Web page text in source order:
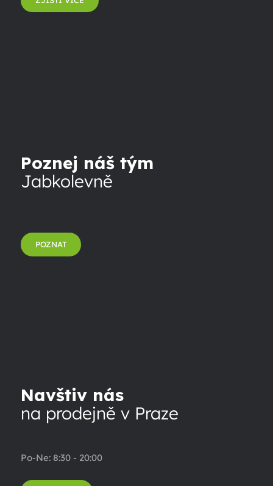
Poznej náš tým
Jabkolevně
POZNAT
Navštiv nás
na prodejně v Praze
Po-Ne: 8:30 - 20:00